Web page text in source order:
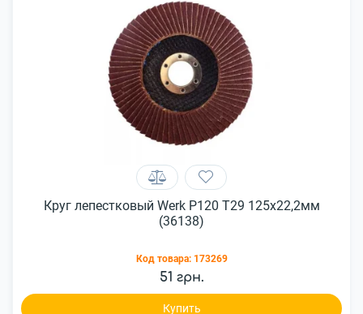
Круг лепестковый Werk P120 Т29 125х22,2мм
(36138)
Код товара: 173269
51 грн.
Купить